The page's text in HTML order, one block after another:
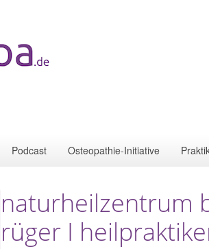
Podcast Osteopathie-Initiative
naturheilzentrum
rüger I